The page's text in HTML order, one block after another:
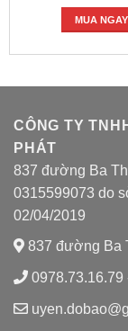
MUA NGAY
CÔNG TY
PHÁT
837 đường Ba
0315599073 do
02/04/2019
837 đường Ba
0978.73.16.79